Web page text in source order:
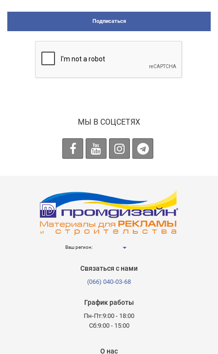
Подписаться
МЫ В СОЦСЕТЯХ
Ваш регион:
Связаться с нами
(066) 040-03-68
График работы
Пн-Пт:9:00 - 18:00
Сб:9:00 - 15:00
О нас